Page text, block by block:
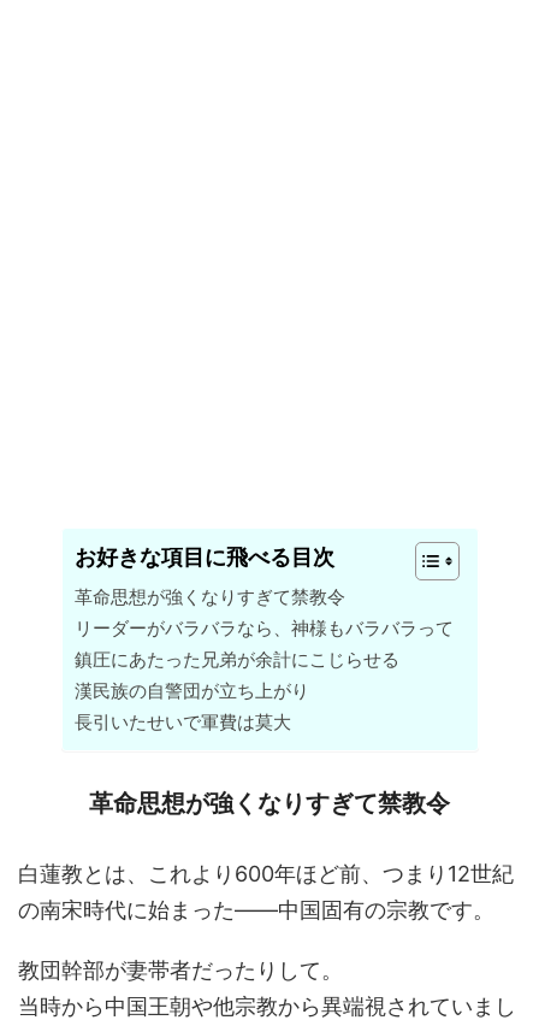
お好きな項目に飛べる目次
革命思想が強くなりすぎて禁教令
リーダーがバラバラなら、神様もバラバラって
鎮圧にあたった兄弟が余計にこじらせる
漢民族の自警団が立ち上がり
長引いたせいで軍費は莫大
革命思想が強くなりすぎて禁教令
白蓮教とは、これより600年ほど前、つまり12世紀
の南宋時代に始まった――中国固有の宗教です。
教団幹部が妻帯者だったりして。
当時から中国王朝や他宗教から異端視されていまし